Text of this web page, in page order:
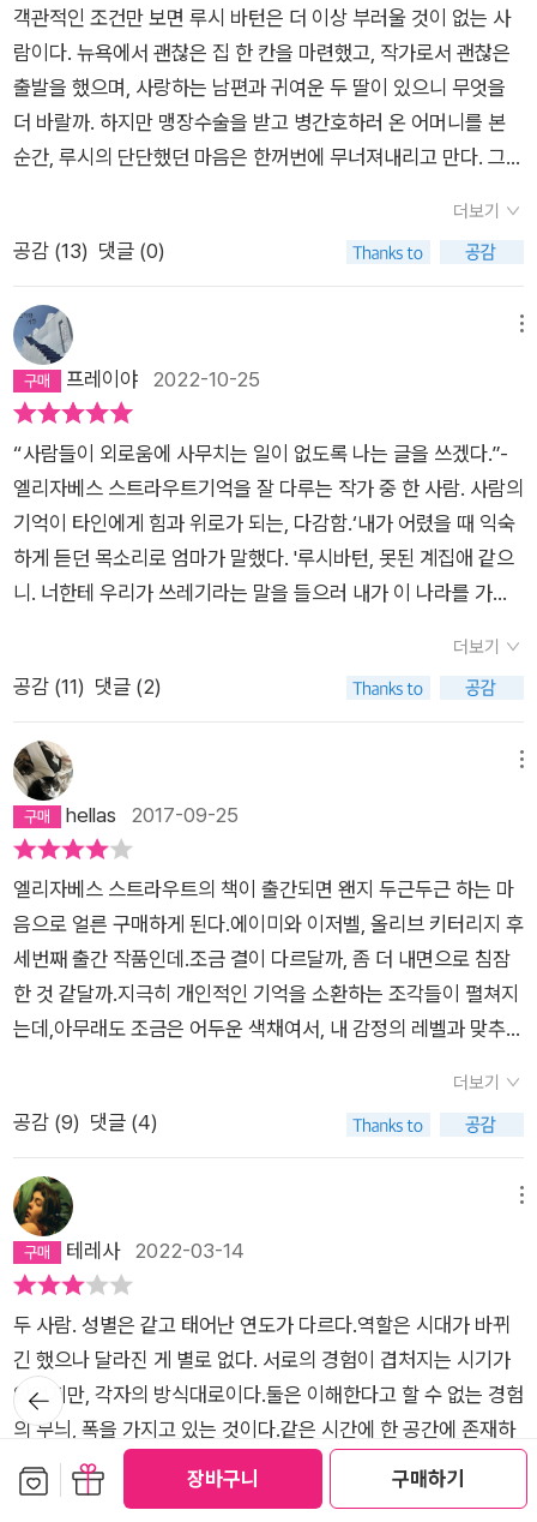
장바구니 구매하기
고, 그것은 숨어 있다가 존재를 일깨워주곤 했다. 그런 그녀는
“나는 늘 낯선 사람들의 친절에 의지하며 살았어요”(98p)라고
한 블랑시 뒤부아의 대사를 기억한다. 그 대사처럼 그녀는 사람들
의 친절에 위로를 받고 눈물을 흘린다. 헤일리 선생님, 제러미, 몰
라, 세라 페인, 그리고 매일 병실을 찾아오는 친절한 의사. 우연
자신의 이야기를 쓰는 루시를 격려한다. 그것은 ‘학대’ 이야기가
아니라 “사랑 이야기이고 전쟁에서 저지른 일 때문에 평생을 하
루도 빠짐없이 괴로워하는 한 남자의 이야기”(124p)라고 하며
사람들이 어떻게 말하든 흔들리지 말고 쓰라고 한다. 그러나 세라
페인의 글 역시 뭔가를 피해 빗겨 서있는 느낌을 준다. 그렇게 사
람들은 스스로를, 자신의 상처를 직면하기 어렵다. 작가 엘리베스
스트라우스 자신의 고백이기도 하다. 작가가 되려면 냉혹해야
한다는 말을 떠올리며, 진정 냉혹함은 나 자신을 붙잡고 놓지 않
는 것에서 나온다고 생각한다. “이게 나야, 나는 내가 견딜 수 없
는 곳―일리노이 주 앰개시―에는 가지 않을 거고, 내가 원하지
않는 결혼생활은 하지 않을 거고, 나 자신을 움켜잡고 인생을 헤
치며 앞으로, 눈먼 박쥐처럼 그렇게 계속 나아갈 거야!”(204
들들> 조각을 바라보던 그녀는 생각한다. “그렇다면 그도 알고
p) 라고. 무엇을 알고 있었다는 것일까? 딸에게 사랑한다는 이
야기를 절대로 하지 못하는 엄마, 과거에 딸에게 했던 잘못을 입
에 올리지 조차 못하는 엄마는 지인들의 실패한 결혼과 불행에 대
해서만 이야기 한다. 겉도는 이야기 속에서 엄마의 진심은 무엇일
까? 엄마가 입원했다는 소식을 듣고 병원으로 찾아간 딸에게 제
발 가달라는 애원을 하는 그녀의 마음속에 있는 죄의식이 자리 잡
고 있음을 보게 된다. 조각가가 알고 있었던 것은 그것일까? 감히
생각조차 할 수 없는 일을 상상하며, 입을 찢고 있는 우골리노의
고통을! 조각을 바라보는 은밀한 순간 그녀가 조각상에서 얻은 사
처를 갖고 있다고 말하면 너무 상투적일까? 하지만 누구나 상처
를 갖고 있다. 치유 되었는가 아닌가의 차이가 있을 뿐이다. 가족
으로부터 전혀 사랑과 돌봄을 받지 못했던 그녀가 의지한 것은 오
히려 낯선 사람들의 친절이었다. 루시의 치유는 자신을 바라보는
냉혹한 시선으로부터 시작되었다. 자신 그대로를 받아들이는 냉
정함이다. “내 이름은 루시 바턴이다.” 이제 병실 창밖의 크라이
슬러 빌딩의 불빛처럼 사람들의 차가운 시선에도 당당할 수 있다.
자신을 가두었던 기억들로부터 자유를 얻은 사람은 고백한다.“모
든 생은 내게 감동을 준다.”(219p)
는 것들이다.아마 대부분의 다른 사람들도 이렇게 반쯤은 알게 반
쯤은 모르게, 사실일 리 없는 기억의 방문을 받으면서 세상을 이
런 식으로 어찌어찌 통과해나갈 것이다. 하지만 다른 사람들이 공
포라는 감정으로부터 완전히 자유롭다는 듯 자신만만하게 보도
를 걸어가는 모습을 보면서, 나는 내가 다른 사람들이 어떤 마음
인지 알지 못한다는 사실을 깨닫는다. 삶은 아주 많은 부분이 추
측으로 이루어진 듯하다.(21~22쪽) 내가 앞에서 심리 상담을 받
런 말이 튀어나오는 것이다.(38쪽)' 같은 구절 때문일 것이다.상
처 받은 영혼이었을 경우, 상처가 줄어드는 것이라고 여겨졌
다. 외롭다는 것이 얼마나 인간적인지 알 수 있는 구절이 책의 곳
곳에 등장한다.제러미에 대한 사실 한 가지 더: AIDS 감염은 새
로운 현상이었다. 비쩍 마르고 수척한 남자들이 길거리를 돌아다
니는 게 눈에 띄면 그들이 이 갑작스럽고 성경에 나올 법한 질병
에 걸렸다고 보면 되었다.ㆍㆍㆍㆍㆍㆍ'이런 말을 하면 정말 안
되는 줄은 알지만, 나는 저들이 거의 부러울 지경이에요. 저 두 사
람은 서로를 가졌고, 진정한 공동체로 결속되어 있으니까요.' 그
떠올라 있었다. 지금 생각해보면 그는 내가 그렇지 않다는 것을,
내 겉은 풍족해 보여도 속은 외롭다는 것을 알아차렸던 것 같다.
외로움은 내가 맛본 인생의 첫맛이었고, 늘 그 자리에, 내 입안의
틈 속에 숨어 있다가 자신의 존재를 일깨워주었다. 그날 그는 그
사실을 알아차렸을 것이다. 그리고 그는 친절했다. '그러네요.' 그
는 그렇게만 말했다. 쉽게 이렇게 말할 수도 있었을 것이다. '제정
신이에요? 저 사람들은 죽어가고 있다고요!' 하지만 그는 그렇게
말하지 않았다. 나를 에워싼 외로움을 이해했기 때문이었을 것이
다. 나는 그렇게 생각하고 싶다. 나는 그렇게 생각한다.(53~54
쪽) 이 책을 읽으면서 삶이라는 것은,나 같은 일반인의 삶일지라
도 삶이라는 거은,매 순간 명멸하는 별처럼 반짝이는 것이 아니
라,어쩌다보니 그런 삶을 선택하게 되는 것이고,그런 삶이 이상하
거나 독특한 것이 아니라,그럴 수도 있다는 동지 의식 같은거,따
뜻하진 않더라도 살짝 감지되는 온기 같은 것이 아닐까 하는 생각
또 다른 누군가에게 (나도 모르는 사이에) 위로가 되고 위로 받는
그런 것이리라. 하여 지금 지독히, 몸서리치도록 외로운 사람에게
이 책을 권한다.내가 그러했듯 그대도 충분히 위로받으실 수도
~!
겪어야만 했던 일들에 관해 눈을 감았을 것으로 추측된다. 그러나
엄마는 이유를 알 수 없는 병증으로 입원한 루시의 곁에 있기 위
해 달려왔다. 그리고 '엄마라면 자식을 보호해야 하는 거니까'(80
쪽) 라고 말한다. 지금은 내 인생도 완전히 달라졌기에, 어린 시절
을 돌이켜보며 이런 생각을 하게 될 때가 있다. 그렇게 나쁘지는
내리쬐는 보도를 걷거나 바람에 휘는 나무 우듬지를 볼 때, 또는
이스트 강 위로 나지막이 걸린 11월의 하늘을 바라볼 때, 내 마음
이 갑자기 어둠에 대한 앎으로 가득차는 순간들이 - 예기치 않게
- 찾아오기도 한다. 그 앎이 너무 깊어 나도 모르게 소리가 터져나
올 것 같고, 그러면 나는 가장 가까운 옷가게로 들어가 낯선 사람
과 새로 들어온 스웨터에 대해 대화를 나눈다. 아마 대부분의 다
기억의 방문을 받으면서 세상을 이런 식으로 어찌어찌 통과해나
갈 것이다. - 21쪽 이 소설은 기억에 관한 이야기이기도 하다. 루
시는 계속해서 '나는 그렇게 기억한다', '내 기억은 그렇다', '내가
잘못 기억하는 것일 수도 있다' 는 등 자신이 쓰고 있는 이야기가
객관적 사실이 아닌 자신의 기억에 기반해 재구성 된 것임을 강조
한다. 엄마와 계속 이야기를 나누지만, 엄마의 기억은 루시가 알
수 없는 영역에 속해 있다. '나도 엄마가 어떤 기억을 지니고 있었
지 나의 것일 수밖에 없다. 내가 '누군가를 보호하려 하거나'(세라
페인이 하지 말라고 한 지점) '뭔가를 피해 비켜서 있지'(루시가
세라 페인의 글을 읽으며 느낀 지점) 않는다면. 쓰게 되는 이야기
는 '오직 하나'이고 단지 '하나의 이야기를 여러 방식으로 쓰게 될
것'(169쪽)이다. 결국 듬성듬성한 기억들을 그러모아 완성하게
되는 것은 '자기 서사'다. 자기 서사를 완성하기 위해서는 과거-
유년의 시절을 빈 구멍으로 남겨둘 수 없다. 엄마의 방문은 루시
에게 과거의 기억들을 꺼내보게 해주었고, '어둠에 대한 앎'을 그
저 옷가게에 들어가 회피하지 않은 채 꺼내어 글로 쓸 수 있게 해
가로 성장한다. 나는 작가가 되려면 냉혹해야 한다는 제러미의 말
에 대해 생각한다. (...) 하지만 나는 진정, 냉혹함은 나 자신을 붙
잡고 놓지 않는 것에서, 그리고 이렇게 말하는 것에서 나온다고
생각한다. 이게 나야, 나는 내가 견딜 수 없는 곳- 일리노이 주 앰
개시 -에는 가지 않을 거고, 내가 원하지 않는 결혼생활은 하지 않
을 거고, 나 자신을 움켜잡고 인생을 헤치며 앞으로, 눈먼 박쥐처
럼 그렇게 계속 나아갈 거야!라고, 이것이 그 냉혹함이라고, 나는
생각한다. (205쪽)이 소설은 계급에 관한 이야기이기도 하다. 아
니, 계급은 하나의 잣대일 뿐 자신의 우월성을 체감하고 싶어하는
인간의 저속한 심리에 관한 이야기라고 해야 할 것이다. 그녀의
옷차림을 평가하고 어떤 집에 살았는지 궁금해 하는 루시의 전연
인(예술가), 도시 출신의 지방 출신에 대한 혐오감을 은연중 드러
내 버린 이웃(제러미), 고양이를 보고 놀란 세라 페인에게 무례한
듯 싶습니다. 두 소설이 다루는 주제가 다르니까요. 하지만 삶을
다룬다는 면에서는 동일한 것 같습니다.크게 드라마틱하지는 않
아도 삶은 이어지는 것 같습니다. 이 소설은 삶에 대해 그렇게 말
하네요,​
객관적인 조건만 보면 루시 바턴은 더 이상 부러울 것이 없는 사
람이다. 뉴욕에서 괜찮은 집 한 칸을 마련했고, 작가로서 괜찮은
출발을 했으며, 사랑하는 남편과 귀여운 두 딸이 있으니 무엇을
더 바랄까. 하지만 맹장수술을 받고 병간호하러 온 어머니를 본
순간, 루시의 단단했던 마음은 한꺼번에 무너져내리고 만다. 그리
름은 루시 바턴>은 병원에 입원한 루시 바턴이 오랜만에 만난 어
머니에게 병간호를 받으면서 겪는 심경의 변화를 그린다. 미국 중
서부 일리노이주 출신인 루시 바턴은 가난한 시골 마을에서도 가
장 가난한 부부의 셋째 아이로 태어났다. 루시의 부모는 변변한
집 한 채는커녕 고정 수입이 나오는 직업도 가지지 못했다. 그로
인해 루시는 어린 시절 내내 배를 곯기 일쑤였고, 잠도 남의 집 헛
책 읽기였다. 가난하고 행색이 별로인 자신과 놀려고 하는 친구가
없어서, 집에 가봤자 장난감도 없고 텔레비전도 없어서, 루시는
학교 도서관에서 책을 읽으며 시간을 보냈다. 덕분에 학교 성적이
좋았고, 부모의 반대를 무릅쓰고 고향이 아닌 다른 지역에 있는
대학에 진학했다. 그러나 루시의 어머니는 루시의 성공을 대견하
게 여기지 않는다. 루시가 다른 지역에 있는 대학에 진학했을 때
가족을 버리고 부모를 배신한 거리고 루시를 비난한다. 루시가 작
은 잘난 척으로만 듣는다. '내리사랑은 있어도 치사랑은 없다'는
말이 있지만, 루시 바턴의 경우처럼 부모가 자식의 성공을 바라기
는커녕 질투하고, 자식은 그런 부모에게 사랑받고 싶다는 미련을
거두지 못하는 경우가 분명 존재한다. 병간호를 하러 와서까지 루
시를 바로 보려 하지 않는 어머니를 보며 '내가 원한 건 엄마가 내
삶에 대해 물어봐 주는 것이었다.'라고 담담히 토로하는 루시가
어찌나 가엾던지. 받지 못한 사랑에 대한 미련과 아쉬움을 건드리
는, 짧지만 강한 수작이다.
더보기
공감 (13) 댓글 (0)
프레이야 2022-10-25
“사람들이 외로움에 사무치는 일이 없도록 나는 글을 쓰겠다.”-
엘리자베스 스트라우트기억을 잘 다루는 작가 중 한 사람. 사람의
기억이 타인에게 힘과 위로가 되는, 다감함.‘내가 어렸을 때 익숙
하게 듣던 목소리로 엄마가 말했다. '루시바턴, 못된 계집애 같으
니. 너한테 우리가 쓰레기라는 말을 들으러 내가 이 나라를 가로
의 사람들이었어, 루시 바턴. 내 조상과 네 아빠의 조상 모두 너한
테 우리가 쓰레기라는 말을 들으러 내가 이 나라를 가로질러 여기
그들은 매사추세츠 주 프로빈스타운의 해안에 닿았고, 물고기를
잡는 정착민이었어. 우리는 이 나라에 정착했고, 나중에 선하고
용맹한 사람들은 중서부로 건너갔지. 우리는 그런 사람이야. 너는
인이 말했다. 자신의 글에 약점이 보이면 독자가 알아내기 전에
정면으로 맞서서 결연히 고쳐야 해요. 자신의 권위가 서는 게 그
지점이에요. 가르친다는 행위에서 오는 피로가 얼굴에 가득 내려
앉았던 그 강의 시간 중 하나에서 그녀가 말했다.사람들은 우리
엄마가 사랑한다는 말을 절대 할 수 없을 거라는 사실을 이해하지
못할 것 같다. 사람들은 이해하지 못하겠지만,그래도 괜찮았다.-
P157그때 이후로 내게도 임종을 앞둔 사람들의 곁을 지킨 순간
의 빛이 꺼져갈 때 눈동자가 불붙듯 타오른다는 것을 알게 되었
다. 어떤 의미에서는그 남자가 그날 내게 도움을 주었다. 그의 눈
동자가 말했다. 나는 시선을 돌리지 않을 거야. 나는 그가, 죽음
이, 엄마가 나를 떠나는 것이 두려웠다. 하지만 그는 절대 시선을
돌리지 않았다.- P163'하나의 이야기를 여러 방식으로 쓰게 될
거예요. 이야기는 걱정할 게 없어요. 그건 오로지 하나니까요.'- P
169나는 작가가 되려면 냉혹해야 한다는 제러미의 말에 대해 생
각한다. 또한 내가 늘 글을 쓰고 있고 시간이 충분하지 않다며 오
빠나 언니, 부모님을 만나러 가지 않았던 것에 대해서도 생각한
다. (하지만 가고 싶지 않아 안 간 것이기도 했다.) 시간은 늘 충분
더보기
공감 (11) 댓글 (2)
hellas 2017-09-25
엘리자베스 스트라우트의 책이 출간되면 왠지 두근두근 하는 마
음으로 얼른 구매하게 된다.에이미와 이저벨, 올리브 키터리지 후
세번째 출간 작품인데.조금 결이 다르달까, 좀 더 내면으로 침잠
한 것 같달까.지극히 개인적인 기억을 소환하는 조각들이 펼쳐지
는데,아무래도 조금은 어두운 색채여서, 내 감정의 레벨과 맞추는
면, 조금은 어수선한 독서가 될 수도 있다.아름다운 문장과 사색
의 길을 따라 가다 보면 어느덧 다 읽게 된다. 볼륨이 얇아 아쉬웠
말하는 것이 진실이고, 나는 나 자신에 대해 - 혼자 남몰래 - 아주
진지하게 생각했다! 나는 내가 작가라는 사실을 알고 있었다. 그
길이 얼마나 험난할지는 몰랐다. 하지만 그건 어느 누구도 모른
동안 간호사실 쪽에 있는 의자에 앉아 있어야 했다. 치통이 옆에
서 나를 감싸안아주었고, 그렇게 해준 그녀를 나는 지금도 사랑한
다. 가끔 나는 테네시 윌리엄스가 블랑시 뒤부아의 이런 대사를
썼다는 사실에 슬퍼진다. ˝나는 늘 낯선 사람들의 친절에 의지하
며 살았어요.˝ 많은 사람들이 낯선 사람들의 친절을 통해 여러 번
구원을 받지만, 시간이 지나면 그것도 범퍼스티커처럼 진부해진
더보기
공감 (9) 댓글 (4)
테레사2022-03-14
두 사람. 성별은 같고 태어난 연도가 다르다.역할은 시대가 바뀌
긴 했으나 달라진 게 별로 없다. 서로의 경험이 겹처지는 시기가
있었지만, 각자의 방식대로이다.둘은 이해한다고 할 수 없는 경험
의 무늬, 폭을 가지고 있는 것이다.같은 시간에 한 공간에 존재하
였지만, 서로 다른 존재들가족이란 그런 존재들인 모양이다.그 누
구도 충분히, 서로를 이해할 수 없는 것. 그건 서로의 탓일까?아
뒤로가
기